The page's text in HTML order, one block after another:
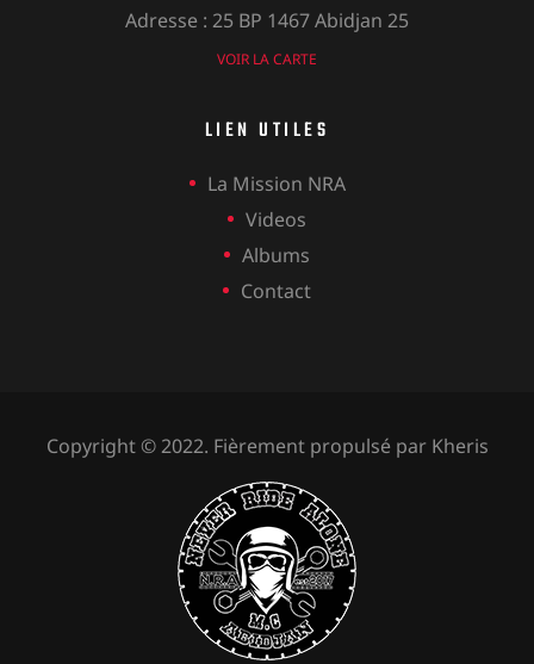
Adresse : 25 BP 1467 Abidjan 25
VOIR LA CARTE
LIEN UTILES
La Mission NRA
Videos
Albums
Contact
Copyright © 2022. Fièrement propulsé par Kheris